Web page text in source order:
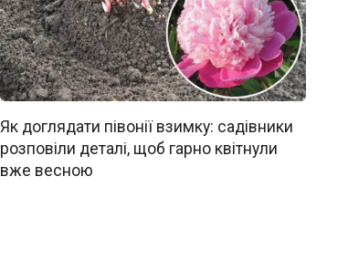
Як доглядати півонії взимку: садівники
розповіли деталі, щоб гарно квітнули
вже весною